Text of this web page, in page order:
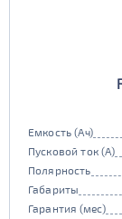
Емкость (Ач)
Пусковой ток (А)
Полярность
Габариты
Гарантия (мес)